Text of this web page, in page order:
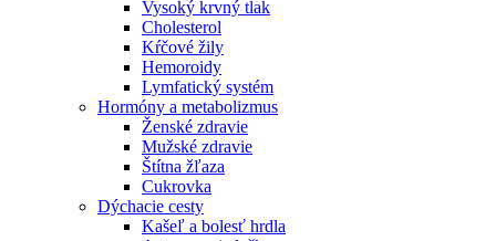
Vysoký krvný tlak
Cholesterol
Kŕčové žily
Hemoroidy
Lymfatický systém
Hormóny a metabolizmus
Ženské zdravie
Mužské zdravie
Štítna žľaza
Cukrovka
Dýchacie cesty
Kašeľ a bolesť hrdla